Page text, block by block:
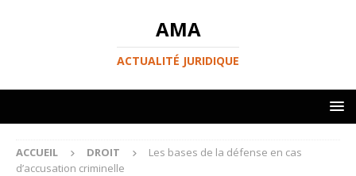
AMA
ACTUALITÉ JURIDIQUE
ACCUEIL DROIT
Les bases de la défense en cas
d’accusation criminelle